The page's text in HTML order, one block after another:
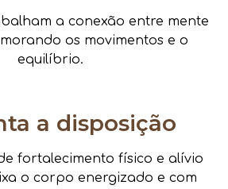
a conexão entre mente
os movimentos e o
equilíbrio.
a disposição
fortalecimento físico e alívio
o corpo energizado e com